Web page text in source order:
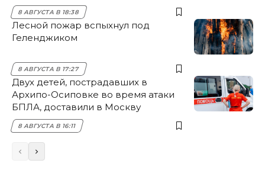
8 АВГУСТА В 18:38
Лесной пожар вспыхнул под
Геленджиком
8 АВГУСТА В 17:27
Двух детей, пострадавших в
Архипо-Осиповке во время атаки
БПЛА, доставили в Москву
8 АВГУСТА В 16:11